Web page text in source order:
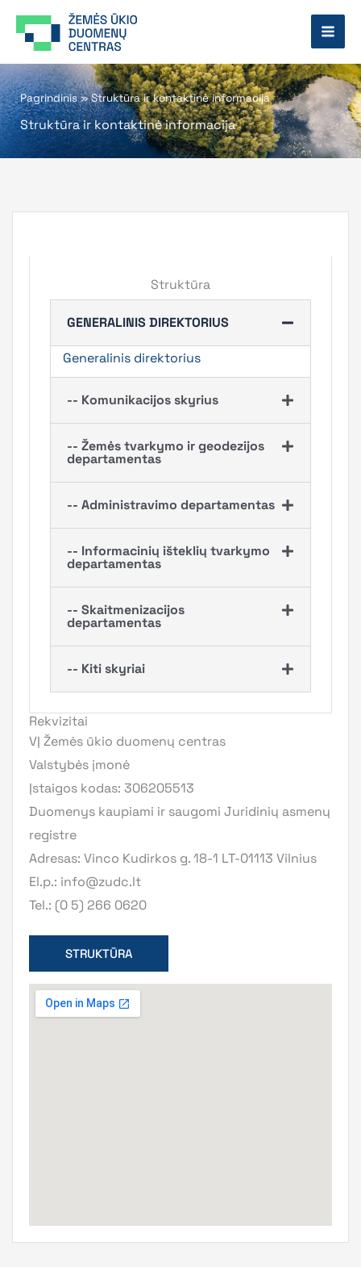
prie
Pagrindinis»Struktūra ir kontaktinė informacija
Struktūra ir kontaktinė informacija
Struktūra
GENERALINIS DIREKTORIUS
Generalinis direktorius
-- Komunikacijos skyrius
-- Žemės tvarkymo ir geodezijos
departamentas
-- Administravimo departamentas
-- Informacinių išteklių tvarkymo
departamentas
-- Skaitmenizacijos
departamentas
-- Kiti skyriai
Rekvizitai
VĮ Žemės ūkio duomenų centras
Valstybės įmonė
Įstaigos kodas: 306205513
Duomenys kaupiami ir saugomi Juridinių asmenų
registre
Adresas: Vinco Kudirkos g. 18-1 LT-01113 Vilnius
El.p.: info@zudc.lt
Tel.: (0 5) 266 0620
STRUKTŪRA